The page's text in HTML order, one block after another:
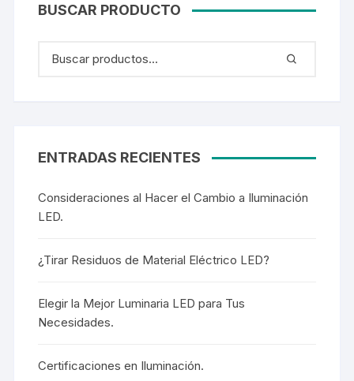
BUSCAR PRODUCTO
ENTRADAS RECIENTES
Consideraciones al Hacer el Cambio a Iluminación
LED.
¿Tirar Residuos de Material Eléctrico LED?
Elegir la Mejor Luminaria LED para Tus
Necesidades.
Certificaciones en Iluminación.